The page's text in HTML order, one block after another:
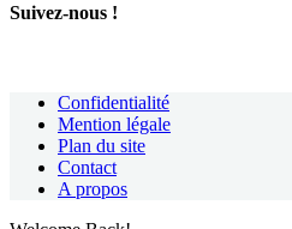
Suivez-nous !
Confidentialité
Mention légale
Plan du site
Contact
A propos